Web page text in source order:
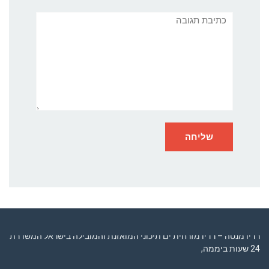
תגובה
רדיו מנטה – רדיו מזרחית ים תיכוני המואזנת והמובילה בישראל המשדרת
24 שעות ביממה,